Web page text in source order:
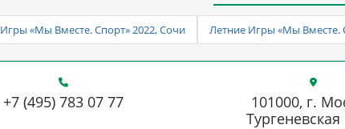
Игры «Мы Вместе. Спорт» 2022, Сочи Летние Игры «Мы Вместе.
+7 (495) 783 07 77
101000, г.
Тургеневская